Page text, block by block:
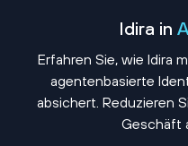
Idira in
Erfahren Sie, wie Idira
agentenbasierte
absichert. Reduzieren
Geschäft